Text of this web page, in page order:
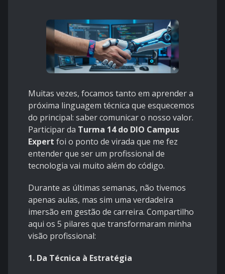
Muitas vezes, focamos tanto em aprender a
próxima linguagem técnica que esquecemos
do principal: saber comunicar o nosso valor.
Participar da Turma 14 do DIO Campus
Expert foi o ponto de virada que me fez
entender que ser um profissional de
tecnologia vai muito além do código.
Durante as últimas semanas, não tivemos
apenas aulas, mas sim uma verdadeira
imersão em gestão de carreira. Compartilho
aqui os 5 pilares que transformaram minha
visão profissional:
1. Da Técnica à Estratégia